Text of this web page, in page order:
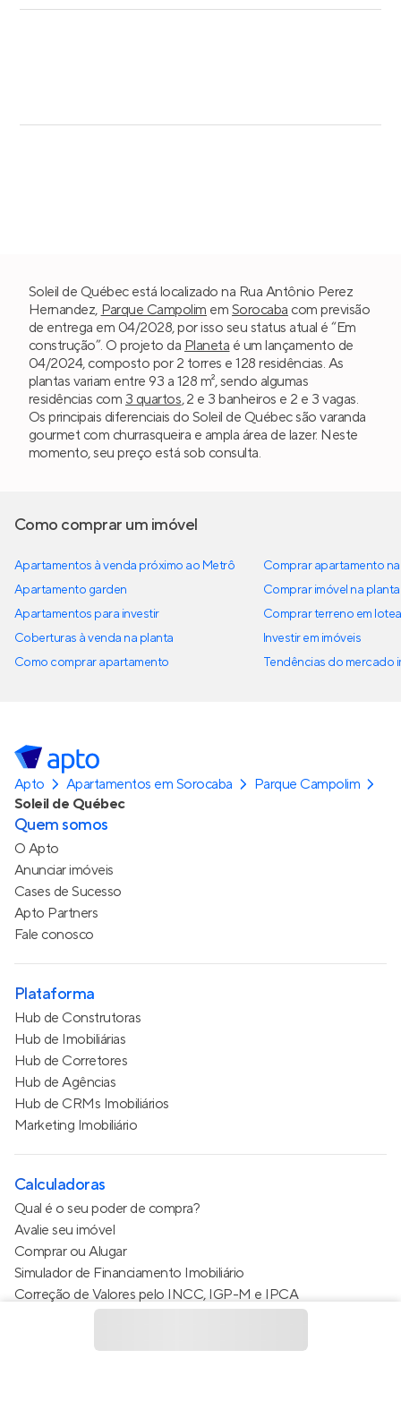
Soleil de Québec está localizado na Rua Antônio Perez
Hernandez, Parque Campolim em Sorocaba com previsão
de entrega em 04/2028, por isso seu status atual é “Em
construção”. O projeto da Planeta é um lançamento de
04/2024, composto por 2 torres e 128 residências. As
plantas variam entre 93 a 128 m², sendo algumas
residências com 3 quartos, 2 e 3 banheiros e 2 e 3 vagas.
Os principais diferenciais do Soleil de Québec são varanda
gourmet com churrasqueira e ampla área de lazer. Neste
momento, seu preço está sob consulta.
Como comprar um imóvel
Apartamentos à venda próximo ao Metrô
Apartamento garden
Apartamentos para investir
Coberturas à venda na planta
Como comprar apartamento
Comprar apartamento
Comprar imóvel na planta
Comprar terreno em
Investir em imóveis
Tendências do mercado
Apto Apartamentos em Sorocaba
Parque Campolim
Soleil de Québec
Quem somos
O Apto
Anunciar imóveis
Cases de Sucesso
Apto Partners
Fale conosco
Plataforma
Hub de Construtoras
Hub de Imobiliárias
Hub de Corretores
Hub de Agências
Hub de CRMs Imobiliários
Marketing Imobiliário
Calculadoras
Qual é o seu poder de compra?
Avalie seu imóvel
Comprar ou Alugar
Simulador de Financiamento Imobiliário
Correção de Valores pelo INCC, IGP-M e IPCA
Estimativa de valor do condomínio